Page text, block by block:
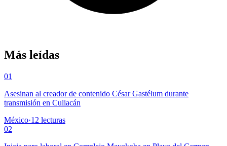
Más leídas
01
Asesinan al creador de contenido César Gastélum durante
transmisión en Culiacán
México·12 lecturas
02